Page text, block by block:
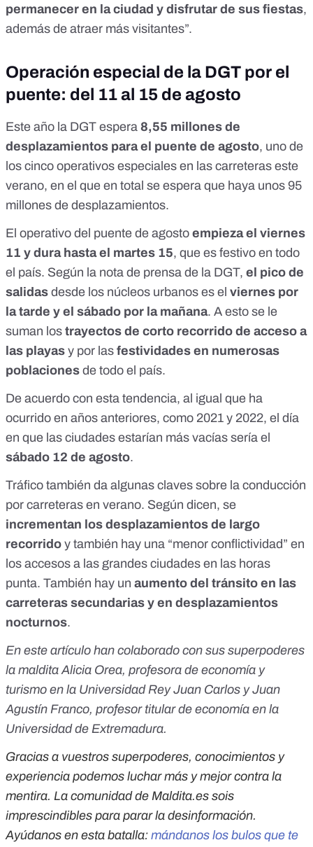
permanecer en la ciudad y disfrutar de sus fiestas,
además de atraer más visitantes”.
Operación especial de la DGT por el
puente: del 11 al 15 de agosto
Este año la DGT espera 8,55 millones de
desplazamientos para el puente de agosto, uno de
los cinco operativos especiales en las carreteras este
verano, en el que en total se espera que haya unos 95
millones de desplazamientos.
El operativo del puente de agosto empieza el viernes
11 y dura hasta el martes 15, que es festivo en todo
el país. Según la nota de prensa de la DGT, el pico de
salidas desde los núcleos urbanos es el viernes por
la tarde y el sábado por la mañana. A esto se le
suman los trayectos de corto recorrido de acceso a
las playas y por las festividades en numerosas
poblaciones de todo el país.
De acuerdo con esta tendencia, al igual que ha
ocurrido en años anteriores, como 2021 y 2022, el día
en que las ciudades estarían más vacías sería el
sábado 12 de agosto.
Tráfico también da algunas claves sobre la conducción
por carreteras en verano. Según dicen, se
incrementan los desplazamientos de largo
recorrido y también hay una “menor conflictividad” en
los accesos a las grandes ciudades en las horas
punta. También hay un aumento del tránsito en las
carreteras secundarias y en desplazamientos
nocturnos.
En este artículo han colaborado con sus superpoderes
la maldita Alicia Orea, profesora de economía y
turismo en la Universidad Rey Juan Carlos y Juan
Agustín Franco, profesor titular de economía en la
Universidad de Extremadura.
Gracias a vuestros superpoderes, conocimientos y
experiencia podemos luchar más y mejor contra la
mentira. La comunidad de Maldita.es sois
imprescindibles para parar la desinformación.
Ayúdanos en esta batalla: mándanos los bulos que te